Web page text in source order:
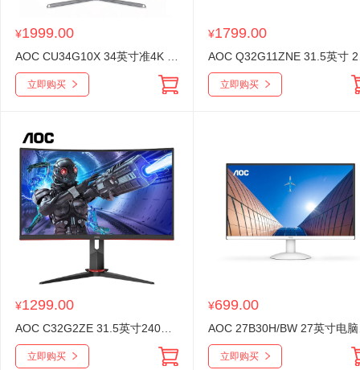
¥1999.00
立即购买
¥1799.00
立即购买
¥1299.00
立即购买
¥699.00
立即购买